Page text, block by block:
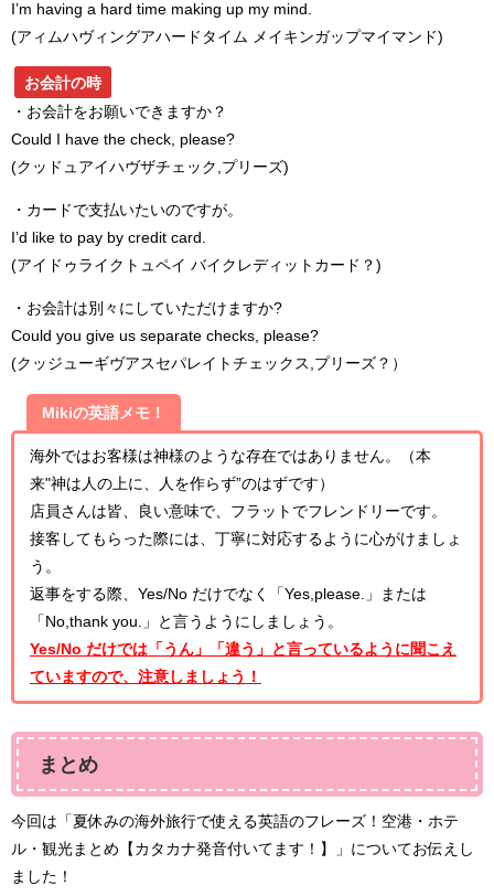
I’m having a hard time making up my mind.
(アィムハヴィングアハードタイム メイキンガップマイマンド)
お会計の時
・お会計をお願いできますか？
Could I have the check, please?
(クッドュアイハヴザチェック,プリーズ)
・カードで支払いたいのですが。
I’d like to pay by credit card.
(アイドゥライクトュペイ バイクレディットカード？)
・お会計は別々にしていただけますか?
Could you give us separate checks, please?
(クッジューギヴアスセパレイトチェックス,プリーズ？）
Mikiの英語メモ！
海外ではお客様は神様のような存在ではありません。（本
来"神は人の上に、人を作らず”のはずです）
店員さんは皆、良い意味で、フラットでフレンドリーです。
接客してもらった際には、丁寧に対応するように心がけましょ
う。
返事をする際、Yes/No だけでなく「Yes,please.」または
「No,thank you.」と言うようにしましょう。
Yes/No だけでは「うん」「違う」と言っているように聞こえ
ていますので、注意しましょう！
まとめ
今回は「夏休みの海外旅行で使える英語のフレーズ！空港・ホテ
ル・観光まとめ【カタカナ発音付いてます！】」についてお伝えし
ました！